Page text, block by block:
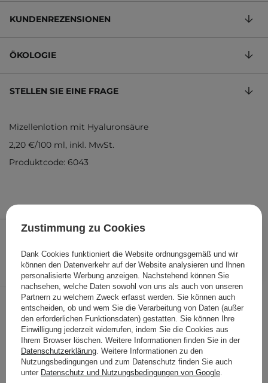
8,80 € / Stk.
IN DEN WARENKORB
KUNDENREZENSIONEN
ÖKOLOGIE
STELLEN SIE EINE FRAGE
Mizellenlotion mit Hyaluronsäure
2,20 €/100 ml, inkl. MwSt.
Produktcode: 6043
Folgende Produkte wurden von
anderen Kunden geprüft
Zustimmung zu Cookies
Dank Cookies funktioniert die Website ordnungsgemäß und wir
können den Datenverkehr auf der Website analysieren und Ihnen
personalisierte Werbung anzeigen. Nachstehend können Sie
nachsehen, welche Daten sowohl von uns als auch von unseren
Partnern zu welchem Zweck erfasst werden. Sie können auch
entscheiden, ob und wem Sie die Verarbeitung von Daten (außer
den erforderlichen Funktionsdaten) gestatten. Sie können Ihre
Einwilligung jederzeit widerrufen, indem Sie die Cookies aus
Ihrem Browser löschen. Weitere Informationen finden Sie in der
Datenschutzerklärung . Weitere Informationen zu den
Nutzungsbedingungen und zum Datenschutz finden Sie auch
unter Datenschutz und Nutzungsbedingungen von Google